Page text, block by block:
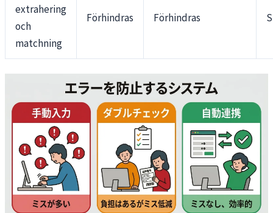
extrahering
och
matchning
Förhindras Förhindras